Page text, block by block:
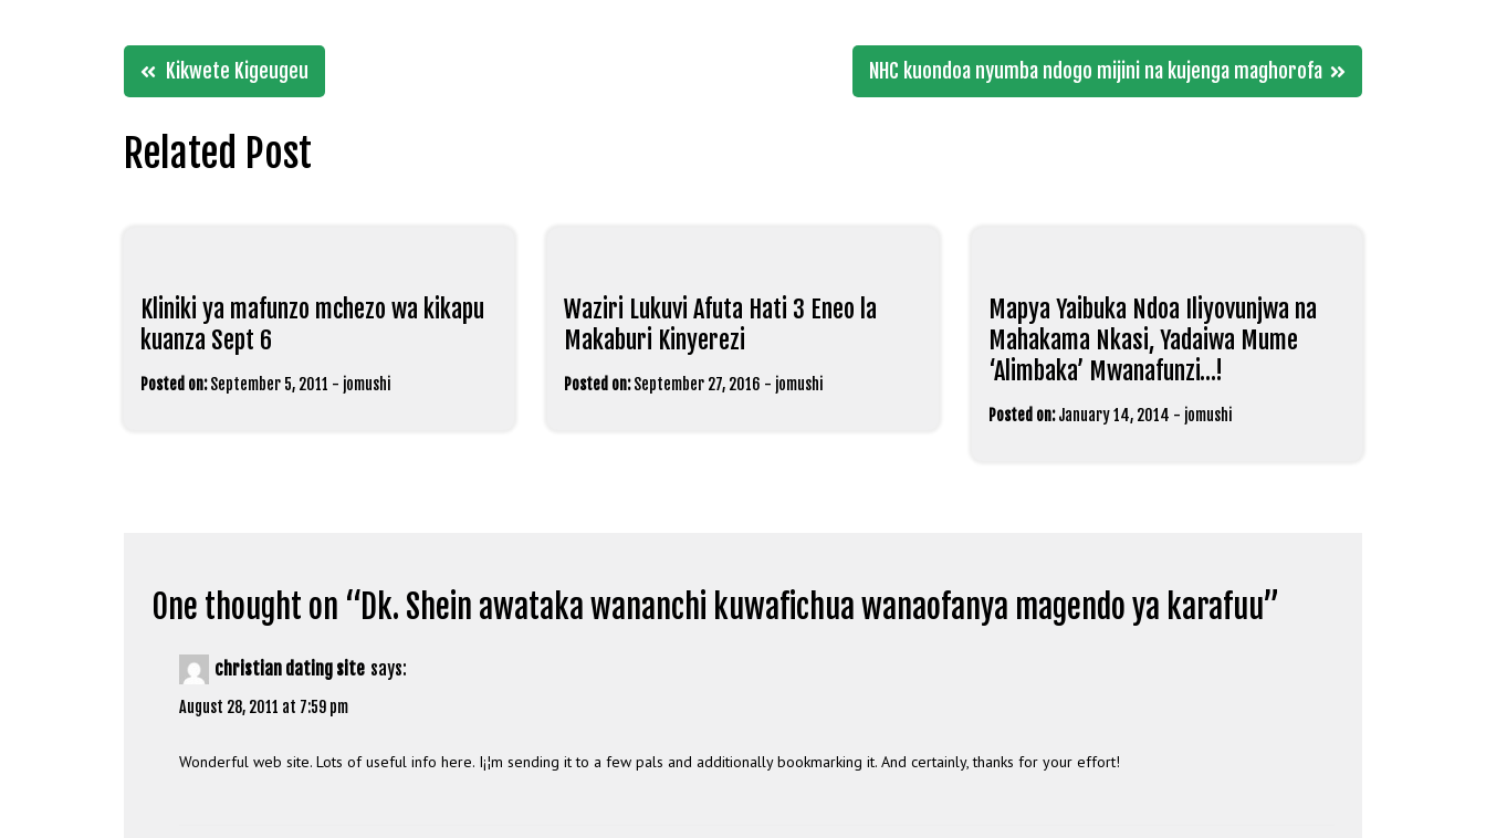
Post
navigation
Kikwete Kigeugeu NHC kuondoa nyumba ndogo mijini na kujenga maghorofa
Related Post
Kliniki ya mafunzo mchezo wa kikapu
kuanza Sept 6
Posted on: September 5, 2011 - jomushi
Waziri Lukuvi Afuta Hati 3 Eneo la
Makaburi Kinyerezi
Posted on: September 27, 2016 - jomushi
Mapya Yaibuka Ndoa Iliyovunjwa na
Mahakama Nkasi, Yadaiwa Mume
‘Alimbaka’ Mwanafunzi…!
Posted on: January 14, 2014 - jomushi
One thought on “Dk. Shein awataka wananchi kuwafichua wanaofanya magendo ya karafuu”
christian dating site says:
August 28, 2011 at 7:59 pm
Wonderful web site. Lots of useful info here. I¡¦m sending it to a few pals and additionally bookmarking it. And certainly, thanks for your effort!